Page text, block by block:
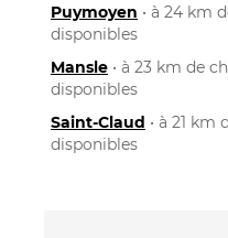
Puymoyen • à 24 km
disponibles
Mansle • à 23 km de
disponibles
Saint-Claud • à 21 km
disponibles